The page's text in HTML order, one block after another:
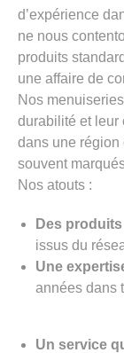
d’expérience
ne nous
produits
une affaire de
Nos
durabilité et leur
dans une région
souvent
Nos atouts :
Des
issus du
Une
années dans
Un service